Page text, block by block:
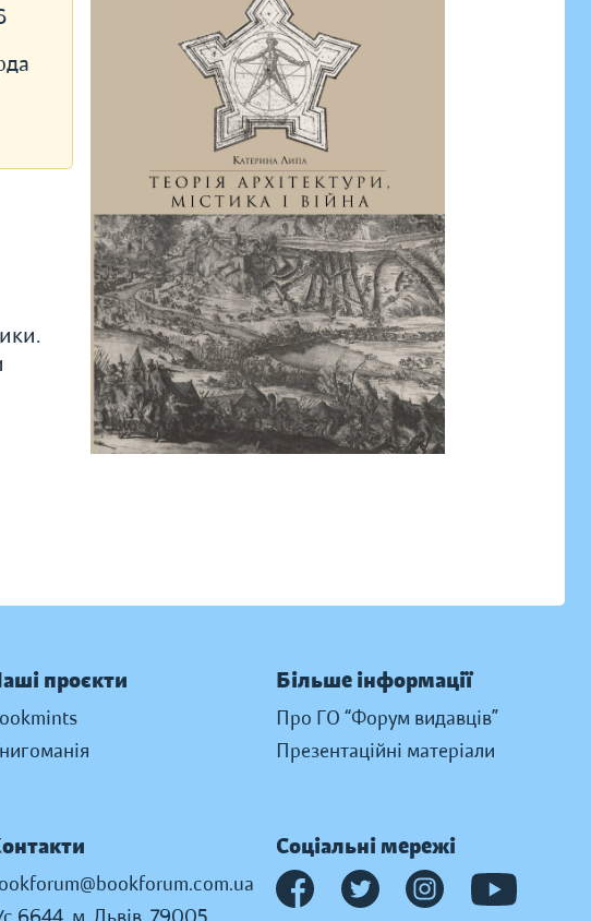
проєкти Більше інформації
Про ГО “Форум видавців”
Презентаційні матеріали
Соціальні мережі